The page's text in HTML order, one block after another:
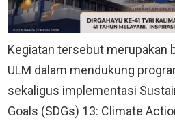
Kegiatan tersebut merupakan
ULM dalam mendukung
sekaligus implementasi
Goals (SDGs) 13: Climate